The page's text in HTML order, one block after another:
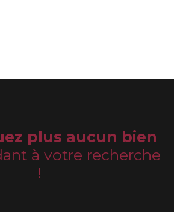
plus aucun bien
à votre recherche
!